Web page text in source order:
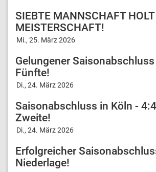
SIEBTE MANNSCHAFT HOLT
MEISTERSCHAFT!
Mi., 25. März 2026
Gelungener
Fünfte!
Di., 24. März 2026
Saisonabschluss in Köln -
Zweite!
Di., 24. März 2026
Erfolgreicher
Niederlage!